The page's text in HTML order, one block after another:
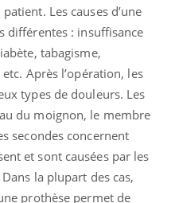
Les causes d’une
différentes : insuffisance
tabagisme,
Après l’opération, les
types de douleurs. Les
du moignon, le membre
secondes concernent
et sont causées par les
la plupart des cas,
prothèse permet de